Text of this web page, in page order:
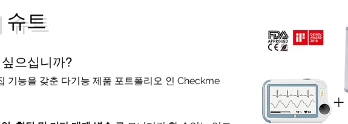
슈트
으십니까?
기능을 갖춘 다기능 제품 포트폴리오 인 Checkme